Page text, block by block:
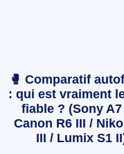
🥊 Comparatif
: qui est vraiment
fiable ? (Sony A7
Canon R6 III /
III / Lumix S1